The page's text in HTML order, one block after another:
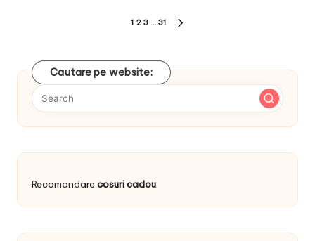
1 2 3 … 31
Cautare pe website:
Recomandare cosuri cadou: